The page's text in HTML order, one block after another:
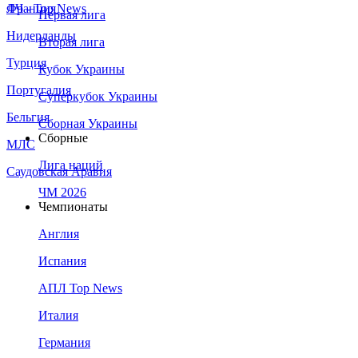
Франция
Нидерланды
Турция
Португалия
Бельгия
МЛС
Саудовская Аравия
ЛЧ - Top News
Первая лига
Вторая лига
Кубок Украины
Суперкубок Украины
Сборная Украины
Сборные
Лига наций
ЧМ 2026
Чемпионаты
Англия
Испания
АПЛ Top News
Италия
Германия